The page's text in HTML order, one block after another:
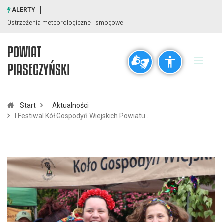
visibility_off title
Rozdzielczość
Czcionki
remove_circle_outline add_circle_outline
ALERTY
Ostrzeżenia meteorologiczne i smogowe
POWIAT
PIASECZYŃSKI
Start
Aktualności
I Festiwal Kół Gospodyń Wiejskich Powiatu…